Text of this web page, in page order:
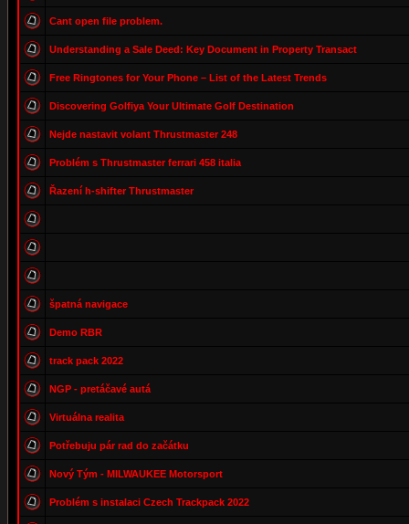
Cant open file problem.
Understanding a Sale Deed: Key Document in Property Transact
Free Ringtones for Your Phone – List of the Latest Trends
Discovering Golfiya Your Ultimate Golf Destination
Nejde nastavit volant Thrustmaster 248
Problém s Thrustmaster ferrari 458 italia
Řazení h-shifter Thrustmaster
špatná navigace
Demo RBR
track pack 2022
NGP - pretáčavé autá
Virtuálna realita
Potřebuju pár rad do začátku
Nový Tým - MILWAUKEE Motorsport
Problém s instalaci Czech Trackpack 2022